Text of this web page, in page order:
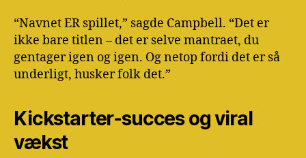
“Navnet ER spillet,” sagde Campbell. “Det er
ikke bare titlen – det er selve mantraet, du
gentager igen og igen. Og netop fordi det er så
underligt, husker folk det.”
Kickstarter-succes og viral
vækst